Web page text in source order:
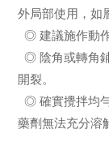
外局部使用，如
◎ 建議施作動
◎ 陰角或轉角
開裂。
◎ 確實攪拌均
藥劑無法充分溶